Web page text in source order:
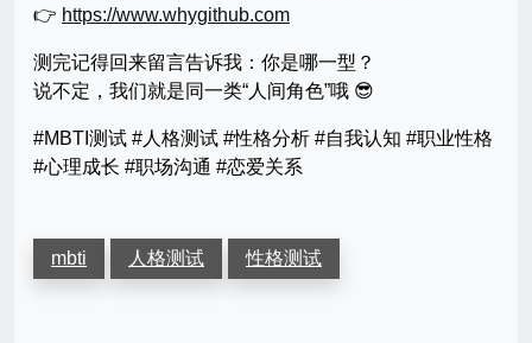
👉 https://www.whygithub.com
测完记得回来留言告诉我：你是哪一型？
说不定，我们就是同一类“人间角色”哦 😎
#MBTI测试 #人格测试 #性格分析 #自我认知 #职业性格
#心理成长 #职场沟通 #恋爱关系
mbti 人格测试 性格测试